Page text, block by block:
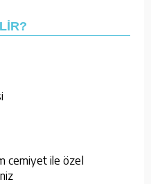
cemiyet ile özel